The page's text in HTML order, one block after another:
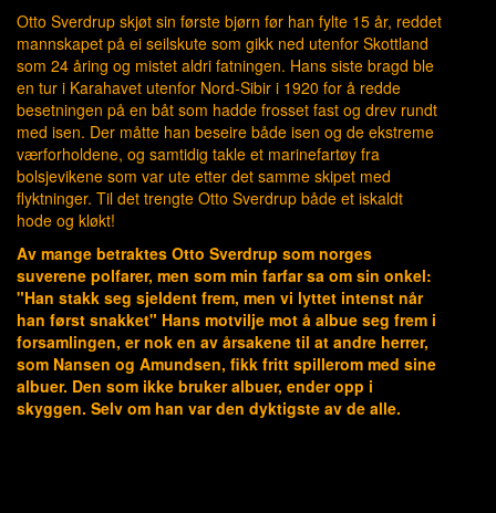
Otto Sverdrup skjøt sin første bjørn før han fylte 15 år, reddet
mannskapet på ei seilskute som gikk ned utenfor Skottland
som 24 åring og mistet aldri fatningen. Hans siste bragd ble
en tur i Karahavet utenfor Nord-Sibir i 1920 for å redde
besetningen på en båt som hadde frosset fast og drev rundt
med isen. Der måtte han beseire både isen og de ekstreme
værforholdene, og samtidig takle et marinefartøy fra
bolsjevikene som var ute etter det samme skipet med
flyktninger. Til det trengte Otto Sverdrup både et iskaldt
hode og kløkt!
Av mange betraktes Otto Sverdrup som norges
suverene polfarer, men som min farfar sa om sin onkel:
"Han stakk seg sjeldent frem, men vi lyttet intenst når
han først snakket" Hans motvilje mot å albue seg frem i
forsamlingen, er nok en av årsakene til at andre herrer,
som Nansen og Amundsen, fikk fritt spillerom med sine
albuer. Den som ikke bruker albuer, ender opp i
skyggen. Selv om han var den dyktigste av de alle.